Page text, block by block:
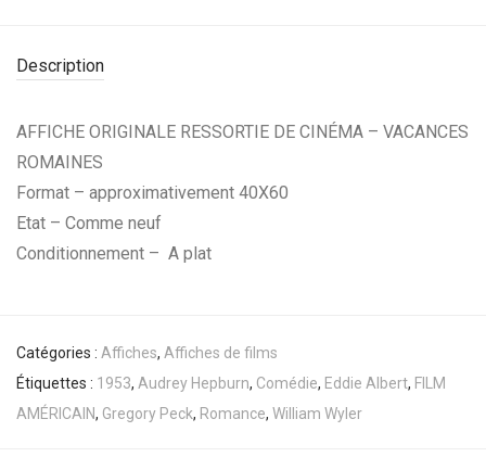
Description
AFFICHE ORIGINALE RESSORTIE DE CINÉMA – VACANCES
ROMAINES
Format – approximativement 40X60
Etat – Comme neuf
Conditionnement – A plat
Catégories : Affiches, Affiches de films
Étiquettes : 1953, Audrey Hepburn, Comédie, Eddie Albert, FILM
AMÉRICAIN, Gregory Peck, Romance, William Wyler